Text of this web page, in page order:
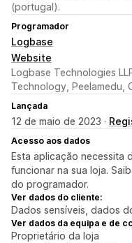
(portugal).
Programador
Logbase
Website
Logbase Technologies
Technology, Peelamedu,
Lançada
12 de maio de 2023 ·
Acesso aos dados
Esta aplicação necessita
funcionar na sua loja.
do programador.
Ver dados do cliente:
Dados sensíveis, dados
Ver dados da equipa e de
Proprietário da loja